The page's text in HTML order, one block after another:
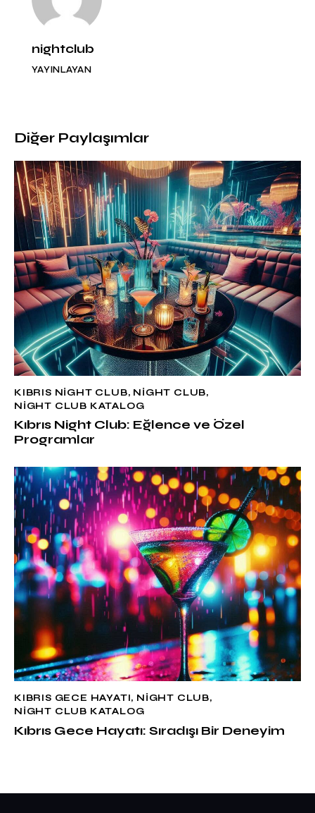
nightclub
YAYINLAYAN
Diğer Paylaşımlar
KIBRIS NIGHT CLUB, NIGHT CLUB,
NIGHT CLUB KATALOG
Kıbrıs Night Club: Eğlence ve Özel
Programlar
KIBRIS GECE HAYATI, NIGHT CLUB,
NIGHT CLUB KATALOG
Kıbrıs Gece Hayatı: Sıradışı Bir Deneyim